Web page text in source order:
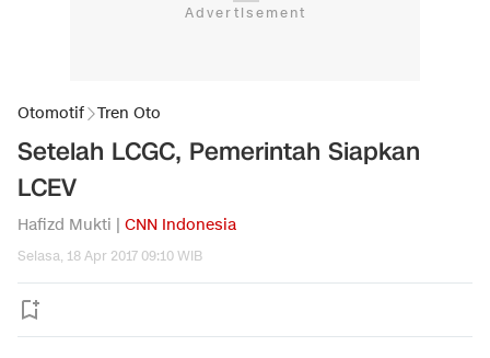
Otomotif Tren Oto
Setelah LCGC, Pemerintah Siapkan
LCEV
Hafizd Mukti | CNN Indonesia
Selasa, 18 Apr 2017 09:10 WIB